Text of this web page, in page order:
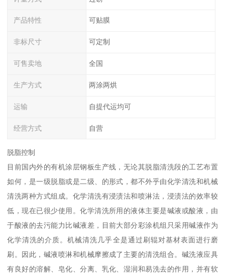
产品特性 可贴膜
非标尺寸 可定制
可售卖地 全国
生产方式 两涂两烘
运输 自提代运均可
经营方式 自营
脱脂控制
目前国内外的有机涂层钢板生产线，无论其脱脂清洗段的工艺布置
如何，是一级脱脂或是二级、的形式，都不外乎由化学清洗和机械
清洗两种方式组成。化学清洗有浸渍法和喷淋法，浸渍法的效率较
低，现在已很少使用。化学清洗所用的液体主要是碱液或酸液，由
于酸液的去污能力比碱液差，目前大部分彩涂机组只采用碱液作为
化学清洗的介质。机械清洗几乎全是通过刷辊对基材表面进行磨
刷。因此，碱液喷淋和机械摩擦成了主要的清洗组合。碱洗液应具
有良好的溶解、皂化、分离、乳化、湿润和易洗去的作用，并有软